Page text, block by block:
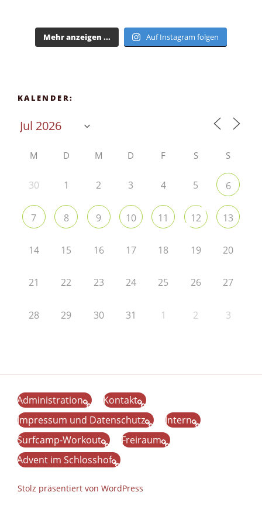
Mehr anzeigen ... Auf Instagram folgen
KALENDER:
M D M D F S S
30 1 2 3 4 5 6
7 8 9 10 11 12 13
14 15 16 17 18 19 20
21 22 23 24 25 26 27
28 29 30 31 1 2 3
Administration
Kontakt
Impressum und Datenschutz
Intern
Surfcamp-Workout
Freiraum
Advent im Schlosshof
Stolz präsentiert von WordPress